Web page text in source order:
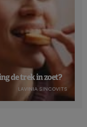
de trek in zoet?
LAVINIA SINCOVITS